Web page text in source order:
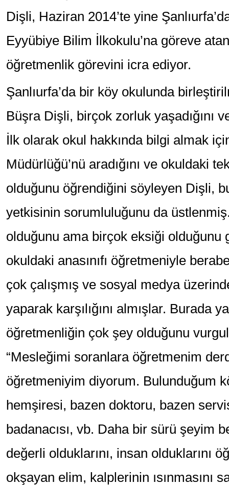
Dişli, Haziran 2014’te yine
Eyyübiye Bilim İlkokulu’na göreve
öğretmenlik görevini icra ediyor.
Şanlıurfa’da bir köy okulunda
Büşra Dişli, birçok zorluk yaşadığını
İlk olarak okul hakkında bilgi almak
Müdürlüğü’nü aradığını ve okuldaki
olduğunu öğrendiğini söyleyen Dişli,
yetkisinin sorumluluğunu da
olduğunu ama birçok eksiği olduğunu
okuldaki anasınıfı öğretmeniyle
çok çalışmış ve sosyal medya
yaparak karşılığını almışlar. Burada
öğretmenliğin çok şey olduğunu
“Mesleğimi soranlara öğretmenim
öğretmeniyim diyorum. Bulunduğum
hemşiresi, bazen doktoru, bazen
badanacısı, vb. Daha bir sürü şeyim
değerli olduklarını, insan olduklarını
okşayan elim, kalplerinin ısınmasını